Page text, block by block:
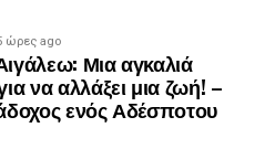
και αντιπυρικής θωράκισης,
περίπου 508 εκατ. ευρώ,
και αναβάθμισης των
409,6 εκατ. ευρώ,
ασφάλειας, συνολικού
ώρες ago
Μια αγκαλιά
να αλλάξει μια ζωή! –
ενός Αδέσποτου